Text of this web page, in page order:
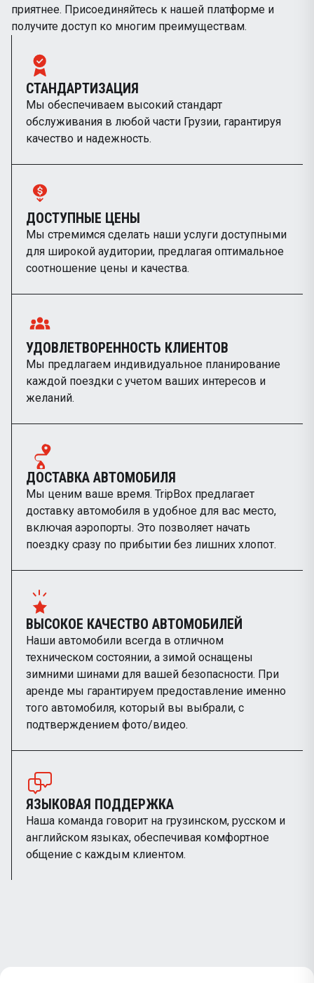
приятнее. Присоединяйтесь к нашей платформе и
получите доступ ко многим преимуществам.
СТАНДАРТИЗАЦИЯ
Мы обеспечиваем высокий стандарт
обслуживания в любой части Грузии, гарантируя
качество и надежность.
ДОСТУПНЫЕ ЦЕНЫ
Мы стремимся сделать наши услуги доступными
для широкой аудитории, предлагая оптимальное
соотношение цены и качества.
УДОВЛЕТВОРЕННОСТЬ КЛИЕНТОВ
Мы предлагаем индивидуальное планирование
каждой поездки с учетом ваших интересов и
желаний.
ДОСТАВКА АВТОМОБИЛЯ
Мы ценим ваше время. TripBox предлагает
доставку автомобиля в удобное для вас место,
включая аэропорты. Это позволяет начать
поездку сразу по прибытии без лишних хлопот.
ВЫСОКОЕ КАЧЕСТВО АВТОМОБИЛЕЙ
Наши автомобили всегда в отличном
техническом состоянии, а зимой оснащены
зимними шинами для вашей безопасности. При
аренде мы гарантируем предоставление именно
того автомобиля, который вы выбрали, с
подтверждением фото/видео.
ЯЗЫКОВАЯ ПОДДЕРЖКА
Наша команда говорит на грузинском, русском и
английском языках, обеспечивая комфортное
общение с каждым клиентом.